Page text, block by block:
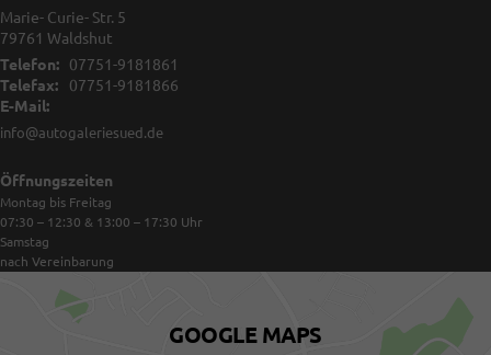
Marie- Curie- Str. 5
79761 Waldshut
Telefon:
07751-9181861
Telefax:
07751-9181866
E-Mail:
info@autogaleriesued.de
Öffnungszeiten
Montag bis Freitag
07:30 – 12:30 & 13:00 – 17:30 Uhr
Samstag
nach Vereinbarung
GOOGLE MAPS